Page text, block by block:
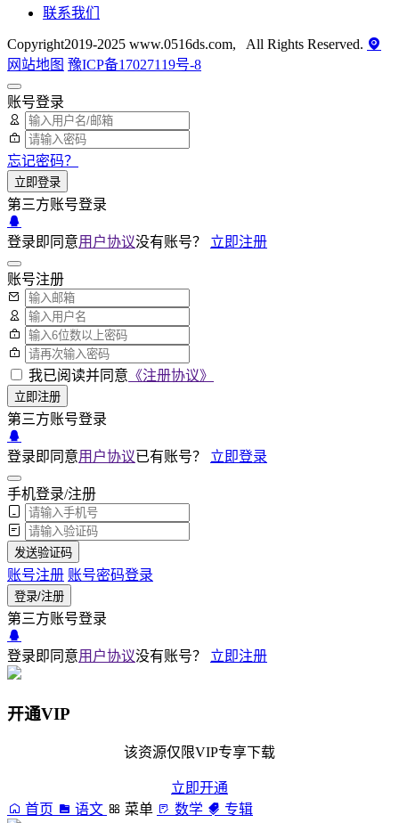
联系我们
Copyright2019-2025 www.0516ds.com, All Rights Reserved.
网站地图 豫ICP备17027119号-8
账号登录
忘记密码？
立即登录
第三方账号登录
登录即同意用户协议没有账号？ 立即注册
账号注册
我已阅读并同意 《注册协议》
立即注册
第三方账号登录
登录即同意用户协议已有账号？ 立即登录
手机登录/注册
发送验证码
账号注册 账号密码登录
登录/注册
第三方账号登录
登录即同意用户协议没有账号？ 立即注册
开通VIP
该资源仅限VIP专享下载
立即开通
首页
语文 菜单 数学 专辑